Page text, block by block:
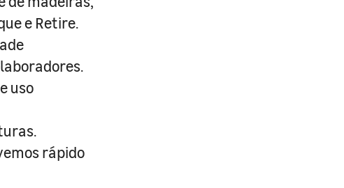
e Retire.
uso
rápido